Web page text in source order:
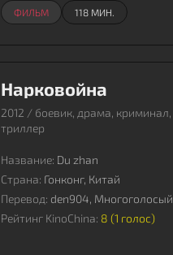
ФИЛЬМ 118 МИН.
Нарковойна
2012 / боевик, драма, криминал,
триллер
Название: Du zhan
Страна: Гонконг, Китай
Перевод: den904, Многоголосый
Рейтинг KinoChina: 8 (1 голос)